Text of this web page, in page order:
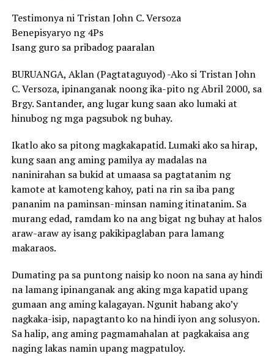
Testimonya ni Tristan John C. Versoza
Benepisyaryo ng 4Ps
Isang guro sa pribadog paaralan
BURUANGA, Aklan (Pagtataguyod) -Ako si Tristan John
C. Versoza, ipinanganak noong ika-pito ng Abril 2000, sa
Brgy. Santander, ang lugar kung saan ako lumaki at
hinubog ng mga pagsubok ng buhay.
Ikatlo ako sa pitong magkakapatid. Lumaki ako sa hirap,
kung saan ang aming pamilya ay madalas na
naninirahan sa bukid at umaasa sa pagtatanim ng
kamote at kamoteng kahoy, pati na rin sa iba pang
pananim na paminsan-minsan naming itinatanim. Sa
murang edad, ramdam ko na ang bigat ng buhay at halos
araw-araw ay isang pakikipaglaban para lamang
makaraos.
Dumating pa sa puntong naisip ko noon na sana ay hindi
na lamang ipinanganak ang aking mga kapatid upang
gumaan ang aming kalagayan. Ngunit habang ako’y
nagkaka-isip, napagtanto ko na hindi iyon ang solusyon.
Sa halip, ang aming pagmamahalan at pagkakaisa ang
naging lakas namin upang magpatuloy.